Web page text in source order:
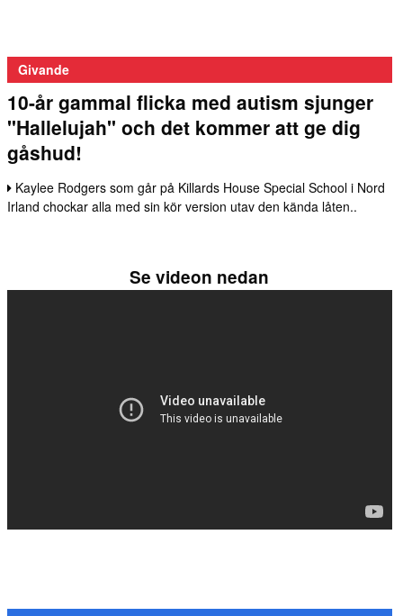
Givande
10-år gammal flicka med autism sjunger
"Hallelujah" och det kommer att ge dig
gåshud!
Kaylee Rodgers som går på Killards House Special School i Nord
Irland chockar alla med sin kör version utav den kända låten..
Se videon nedan